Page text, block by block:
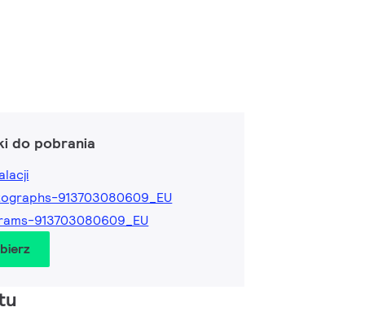
do pobrania
913703080609_EU
913703080609_EU